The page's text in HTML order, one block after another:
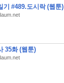
기 #489.도시락 (웹툰)
35화 (웹툰)